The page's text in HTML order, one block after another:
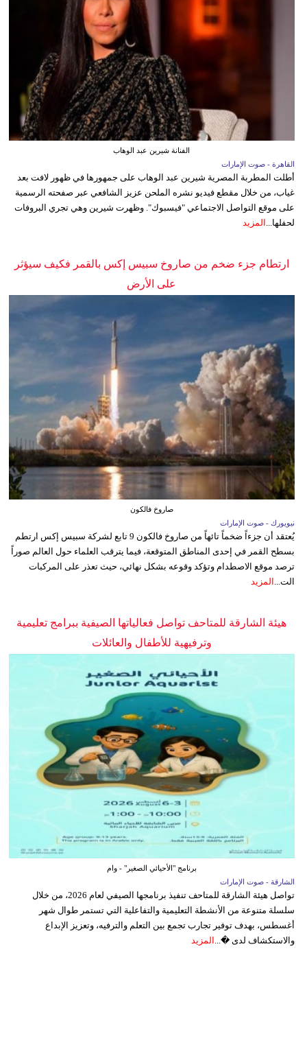
الفنانة شيرين عبد الوهاب
القاهرة - صوت الإمارات
أطلت المطربة المصرية شيرين عبد الوهاب على جمهورها في ظهور لافت بعد
غياب، من خلال مقطع فيديو نشره الملحن عزيز الشافعي عبر صفحته الرسمية
على موقع التواصل الاجتماعي "فيسبوك". وظهرت شيرين وهي تجري البروفات
لحفلها... المزيد
ارتطام جزء ضخم من صاروخ سبيس إكس بالقمر فكيف سيؤثر
على الأرض
صاروخ فالكون
نيويورك - صوت الإمارات
يُعتقد أن جزءاً ضخماً تائهاً من صاروخ فالكون 9 تابع لشركة سبيس إكس ارتطم
بسطح القمر في إحدى المناطق المتوقعة، فيما يترقب العلماء حول العالم صوراً
ترصد موقع الاصطدام وتؤكد وقوعه بشكل نهائي، حيث تعذر على المركبات
الت...
المزيد
هيئة الشارقة للمتاحف تواصل فعالياتها الصيفية ببرامج تعليمية
وترفيهية للأطفال والعائلات
برنامج "الأحيائي الصغير" - وام
الشارقة - صوت الإمارات
تواصل هيئة الشارقة للمتاحف تنفيذ برنامجها الصيفي لعام 2026، من خلال
سلسلة متنوعة من الأنشطة التعليمية والتفاعلية التي تستمر طوال شهر
أغسطس، بهدف توفير تجارب تجمع بين التعلم والترفيه، وتعزيز الإبداع
والاستكشاف لدى �... المزيد